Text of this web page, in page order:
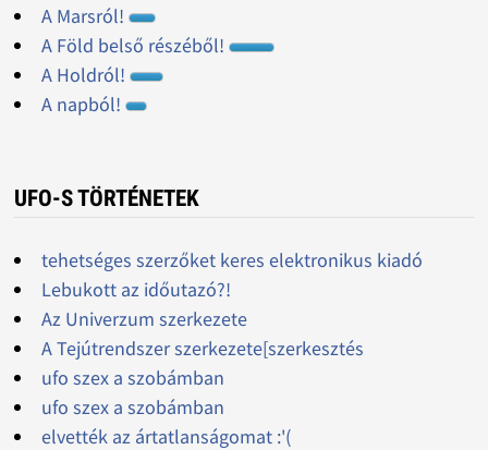
A Marsról!
A Föld belső részéből!
A Holdról!
A napból!
UFO-S TÖRTÉNETEK
tehetséges szerzőket keres elektronikus kiadó
Lebukott az időutazó?!
Az Univerzum szerkezete
A Tejútrendszer szerkezete[szerkesztés
ufo szex a szobámban
ufo szex a szobámban
elvették az ártatlanságomat :'(